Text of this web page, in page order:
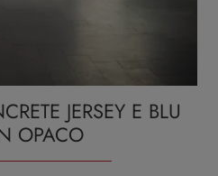
JERSEY E BLU
OPACO